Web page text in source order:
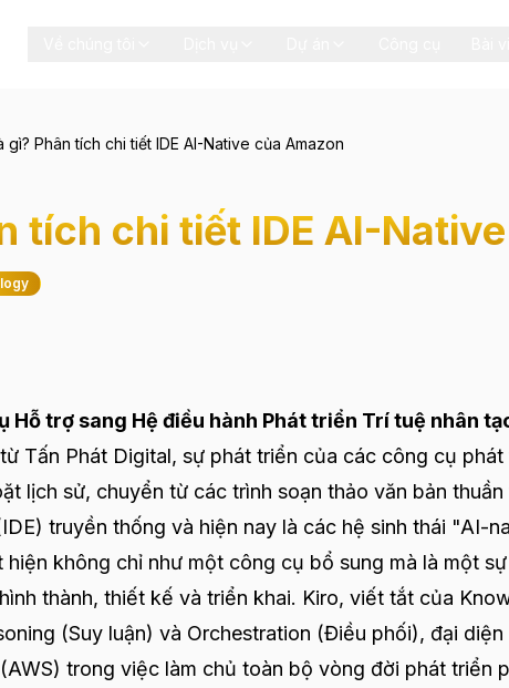
gì? Phân tích chi tiết IDE AI-Native của Amazon
tích chi tiết IDE AI-
Hỗ trợ sang Hệ điều hành Phát triển Trí tuệ nhân
Tấn Phát Digital, sự phát triển của các công cụ phát
lịch sử, chuyển từ các trình soạn thảo văn bản
truyền thống và hiện nay là các hệ sinh thái "AI-
hiện không chỉ như một công cụ bổ sung mà là một
thành, thiết kế và triển khai. Kiro, viết tắt của
(Suy luận) và Orchestration (Điều phối), đại
trong việc làm chủ toàn bộ vòng đời phát triển